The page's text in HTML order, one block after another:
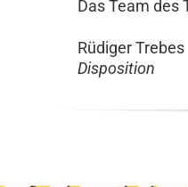
Das Team des
Rüdiger Trebes
Disposition